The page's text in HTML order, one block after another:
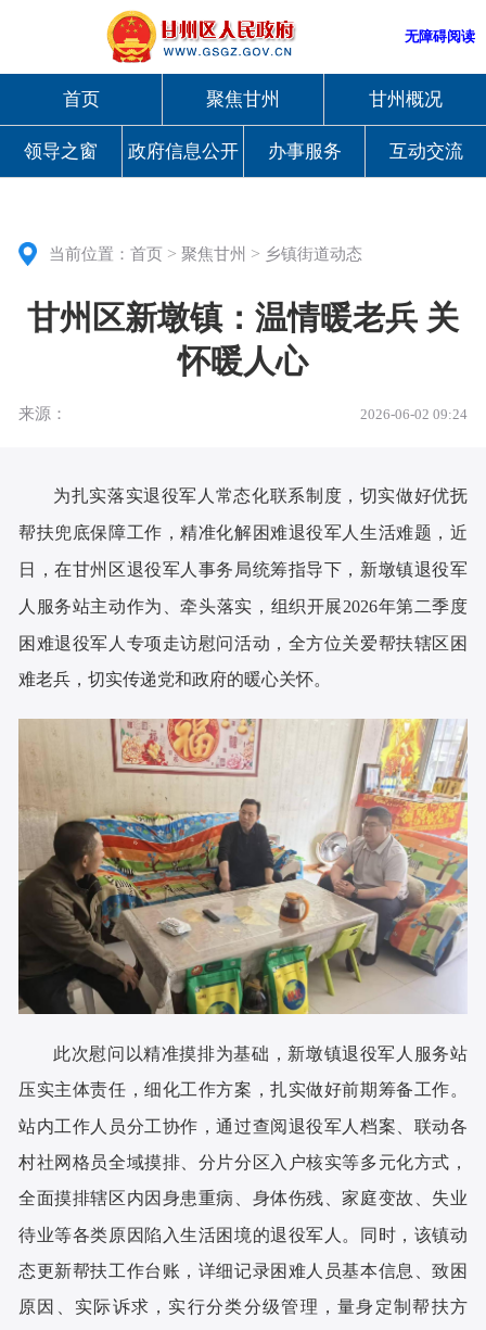
无障碍阅读
首页 聚焦甘州 甘州概况
领导之窗 政府信息公开 办事服务 互动交流
当前位置：首页 >聚焦甘州 > 乡镇街道动态
甘州区新墩镇：温情暖老兵 关
怀暖人心
来源： 2026-06-02 09:24
为扎实落实退役军人常态化联系制度，切实做好优抚
帮扶兜底保障工作，精准化解困难退役军人生活难题，近
日，在甘州区退役军人事务局统筹指导下，新墩镇退役军
人服务站主动作为、牵头落实，组织开展2026年第二季度
困难退役军人专项走访慰问活动，全方位关爱帮扶辖区困
难老兵，切实传递党和政府的暖心关怀。
此次慰问以精准摸排为基础，新墩镇退役军人服务站
压实主体责任，细化工作方案，扎实做好前期筹备工作。
站内工作人员分工协作，通过查阅退役军人档案、联动各
村社网格员全域摸排、分片分区入户核实等多元化方式，
全面摸排辖区内因身患重病、身体伤残、家庭变故、失业
待业等各类原因陷入生活困境的退役军人。同时，该镇动
态更新帮扶工作台账，详细记录困难人员基本信息、致困
原因、实际诉求，实行分类分级管理，量身定制帮扶方